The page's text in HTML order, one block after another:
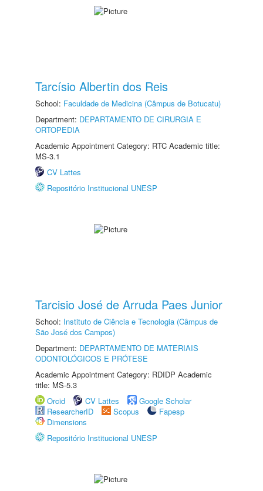
Tarcísio Albertin dos Reis
School: Faculdade de Medicina (Câmpus de Botucatu)
Department: DEPARTAMENTO DE CIRURGIA E
ORTOPEDIA
Academic Appointment Category: RTC Academic title:
MS-3.1
CV Lattes
Repositório Institucional UNESP
Tarcisio José de Arruda Paes Junior
School: Instituto de Ciência e Tecnologia (Câmpus de
São José dos Campos)
Department: DEPARTAMENTO DE MATERIAIS
ODONTOLÓGICOS E PRÓTESE
Academic Appointment Category: RDIDP Academic
title: MS-5.3
Orcid
CV Lattes
Google Scholar
ResearcherID
Scopus
Fapesp
Dimensions
Repositório Institucional UNESP